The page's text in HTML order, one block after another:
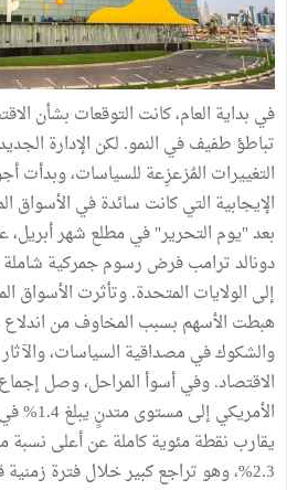
في بداية العام، كانت التوقعات بشأن
تباطؤ طفيف في النمو. لكن الإدارة
التغييرات المُزعزِعة للسياسات، وبدأت
الإيجابية التي كانت سائدة في الأسواق
بعد "يوم التحرير" في مطلع شهر أبريل،
دونالد ترامب فرض رسوم جمركية شاملة
إلى الولايات المتحدة. وتأثرت الأسواق
هبطت الأسهم بسبب المخاوف من
والشكوك في مصداقية السياسات، والآثار
الاقتصاد. وفي أسوأ المراحل، وصل
يقارب نقطة مئوية كاملة عن أعلى نسبة
2.3%، وهو تراجع كبير خلال فترة زمنية قصيرة.